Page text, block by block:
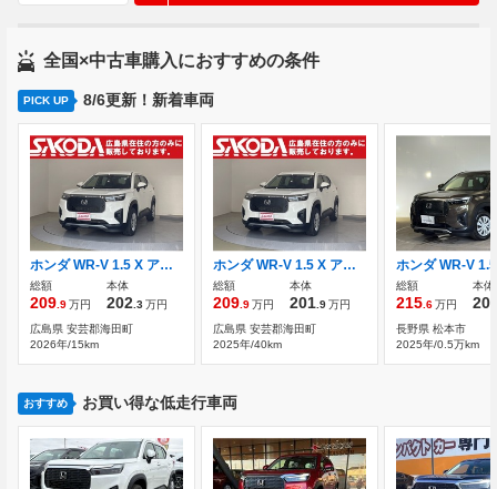
全国×中古車購入におすすめの条件
PICK UP 8/6更新！新着車両
ホンダ WR-V 1.5 X アダプティブクルーズコントロール
総額
209 .9万円
本体
202 .3万円
広島県 安芸郡海田町
2026年/15km
ホンダ WR-V 1.5 X アダプティブクルーズコントロール
総額
209 .9万円
本体
201 .9万円
広島県 安芸郡海田町
2025年/40km
総額
215 .6万円
本体
長野県 松本市
2025年/0.5万km
おすすめ お買い得な低走行車両